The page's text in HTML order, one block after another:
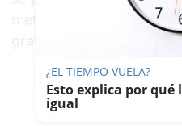
lo que le
¿EL TIEMPO VUELA?
Esto explica por qué
igual